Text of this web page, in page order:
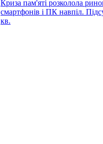
Криза пам'яті розколола
смартфонів і ПК навпіл.
кв.